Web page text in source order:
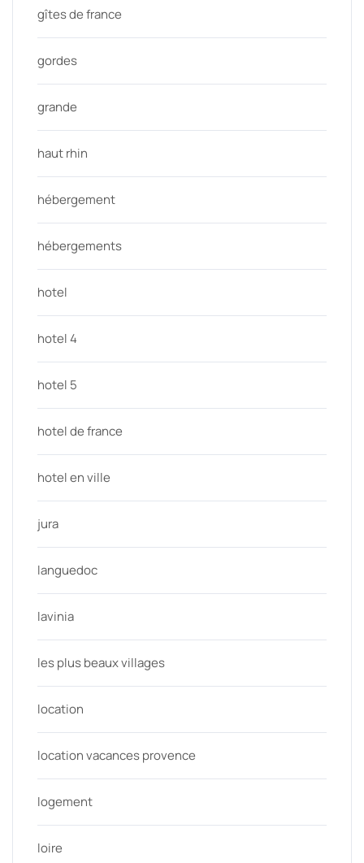
gîtes de france
gordes
grande
haut rhin
hébergement
hébergements
hotel
hotel 4
hotel 5
hotel de france
hotel en ville
jura
languedoc
lavinia
les plus beaux villages
location
location vacances provence
logement
loire